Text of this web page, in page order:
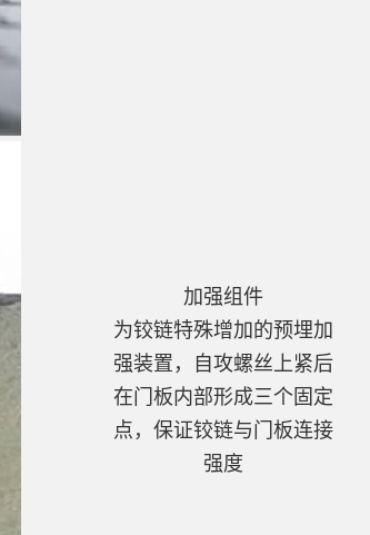
加强组件
为铰链特殊增加的预埋加
强装置，自攻螺丝上紧后
在门板内部形成三个固定
点，保证铰链与门板连接
强度